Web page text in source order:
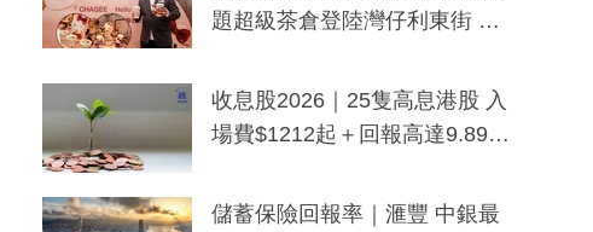
題超級茶倉登陸灣仔利東街 推
y及香港限定特調系列
收息股2026｜25隻高息港股 入
場費$1212起＋回報高達9.89
儲蓄保險回報率｜滙豐 中銀最